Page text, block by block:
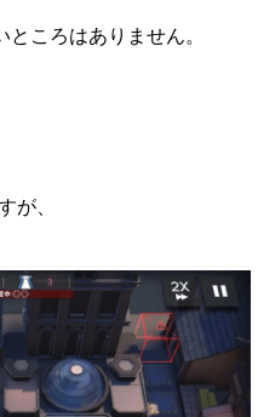
ころはありません。
が、